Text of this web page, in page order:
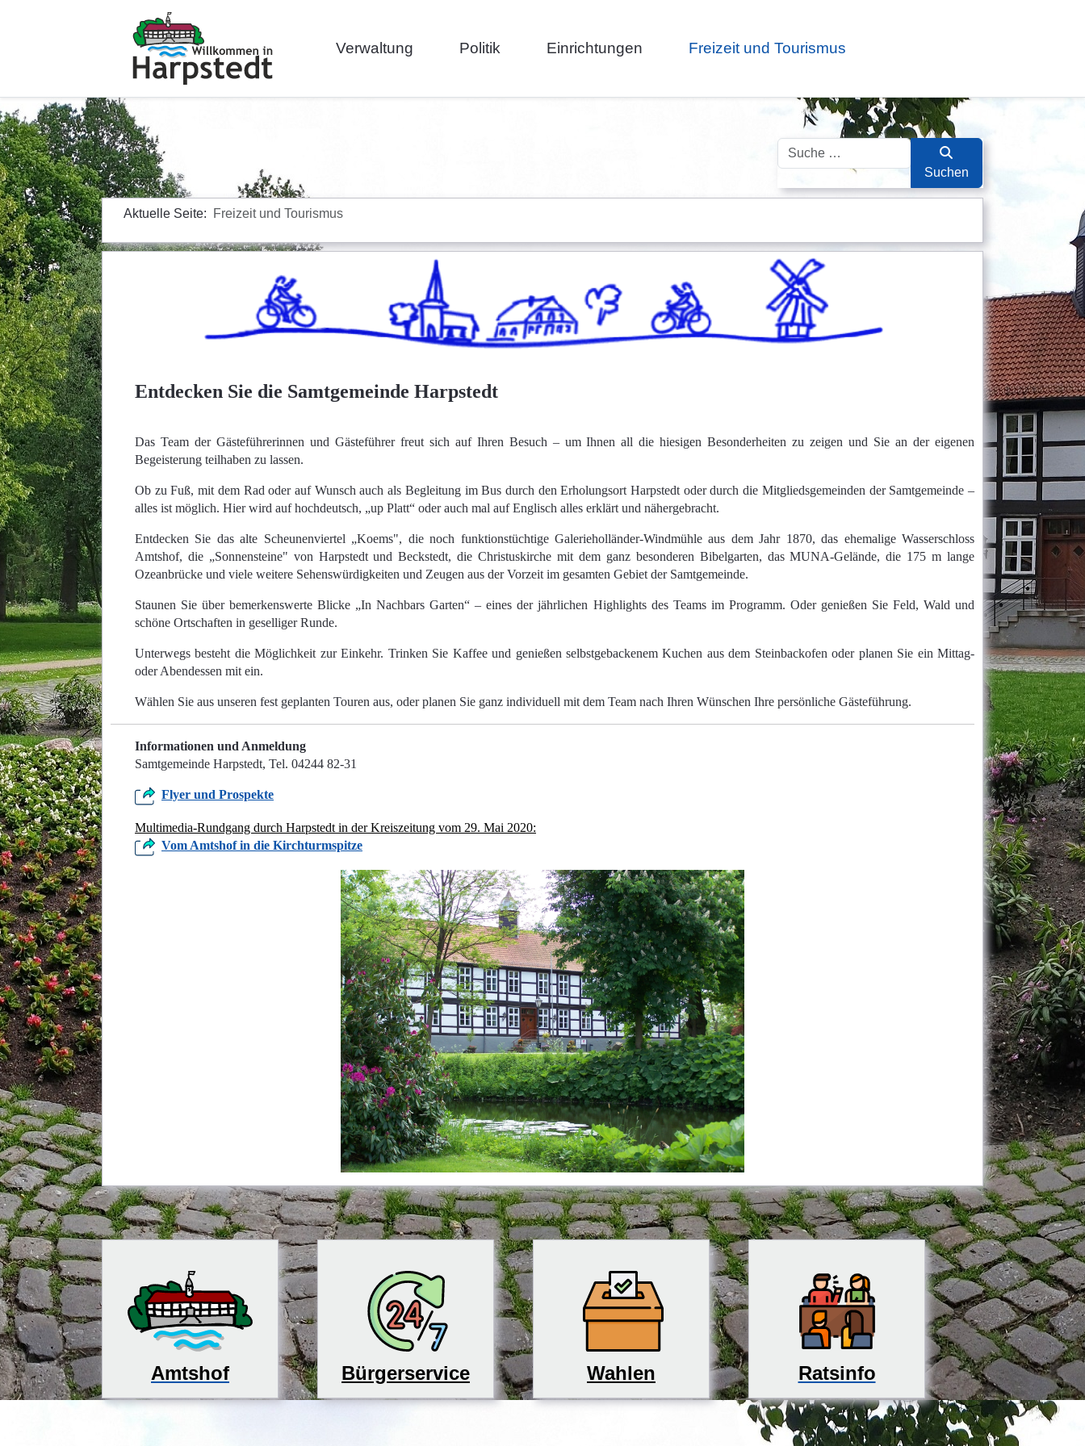
Verwaltung Politik Einrichtungen Freizeit und Tourismus
Suchen
Suchen
Aktuelle Seite: Freizeit und Tourismus
Entdecken Sie die Samtgemeinde Harpstedt
Das Team der Gästeführerinnen und Gästeführer freut sich auf Ihren Besuch – um Ihnen all die hiesigen Besonderheiten zu zeigen und Sie an der eigenen
Begeisterung teilhaben zu lassen.
Ob zu Fuß, mit dem Rad oder auf Wunsch auch als Begleitung im Bus durch den Erholungsort Harpstedt oder durch die Mitgliedsgemeinden der Samtgemeinde –
alles ist möglich. Hier wird auf hochdeutsch, „up Platt“ oder auch mal auf Englisch alles erklärt und nähergebracht.
Entdecken Sie das alte Scheunenviertel „Koems", die noch funktionstüchtige Galerieholländer-Windmühle aus dem Jahr 1870, das ehemalige Wasserschloss
Amtshof, die „Sonnensteine" von Harpstedt und Beckstedt, die Christuskirche mit dem ganz besonderen Bibelgarten, das MUNA-Gelände, die 175 m lange
Ozeanbrücke und viele weitere Sehenswürdigkeiten und Zeugen aus der Vorzeit im gesamten Gebiet der Samtgemeinde.
Staunen Sie über bemerkenswerte Blicke „In Nachbars Garten“ – eines der jährlichen Highlights des Teams im Programm. Oder genießen Sie Feld, Wald und
schöne Ortschaften in geselliger Runde.
Unterwegs besteht die Möglichkeit zur Einkehr. Trinken Sie Kaffee und genießen selbstgebackenem Kuchen aus dem Steinbackofen oder planen Sie ein Mittag-
oder Abendessen mit ein.
Wählen Sie aus unseren fest geplanten Touren aus, oder planen Sie ganz individuell mit dem Team nach Ihren Wünschen Ihre persönliche Gästeführung.
Informationen und Anmeldung
Samtgemeinde Harpstedt, Tel. 04244 82-31
Flyer und Prospekte
Multimedia-Rundgang durch Harpstedt in der Kreiszeitung vom 29. Mai 2020:
Vom Amtshof in die Kirchturmspitze
Amtshof Bürgerservice Wahlen Ratsinfo